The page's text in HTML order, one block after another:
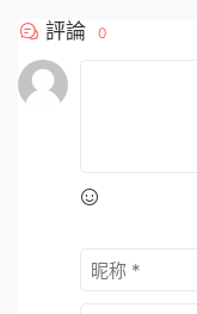
評論 0